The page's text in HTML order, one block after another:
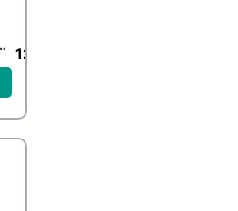
TP715R01 12,999.00